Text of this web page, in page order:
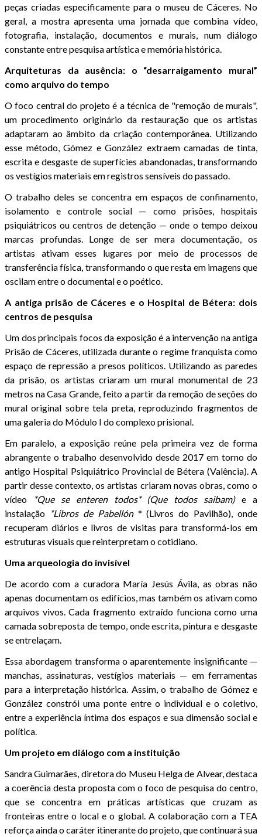
peças criadas especificamente para o museu de Cáceres. No
geral, a mostra apresenta uma jornada que combina vídeo,
fotografia, instalação, documentos e murais, num diálogo
constante entre pesquisa artística e memória histórica.
Arquiteturas da ausência: o “desarraigamento mural”
como arquivo do tempo
O foco central do projeto é a técnica de "remoção de murais",
um procedimento originário da restauração que os artistas
adaptaram ao âmbito da criação contemporânea. Utilizando
esse método, Gómez e González extraem camadas de tinta,
escrita e desgaste de superfícies abandonadas, transformando
os vestígios materiais em registros sensíveis do passado.
O trabalho deles se concentra em espaços de confinamento,
isolamento e controle social — como prisões, hospitais
psiquiátricos ou centros de detenção — onde o tempo deixou
marcas profundas. Longe de ser mera documentação, os
artistas ativam esses lugares por meio de processos de
transferência física, transformando o que resta em imagens que
oscilam entre o documental e o poético.
A antiga prisão de Cáceres e o Hospital de Bétera: dois
centros de pesquisa
Um dos principais focos da exposição é a intervenção na antiga
Prisão de Cáceres, utilizada durante o regime franquista como
espaço de repressão a presos políticos. Utilizando as paredes
da prisão, os artistas criaram um mural monumental de 23
metros na Casa Grande, feito a partir da remoção de seções do
mural original sobre tela preta, reproduzindo fragmentos de
uma galeria do Módulo I do complexo prisional.
Em paralelo, a exposição reúne pela primeira vez de forma
abrangente o trabalho desenvolvido desde 2017 em torno do
antigo Hospital Psiquiátrico Provincial de Bétera (Valência). A
partir desse contexto, os artistas criaram novas obras, como o
vídeo
*Que se enteren todos* (Que todos saibam)e a
instalação *Libros de Pabellón* (Livros do Pavilhão), onde
recuperam diários e livros de visitas para transformá-los em
estruturas visuais que reinterpretam o cotidiano.
Uma arqueologia do invisível
De acordo com a curadora María Jesús Ávila, as obras não
apenas documentam os edifícios, mas também os ativam como
arquivos vivos. Cada fragmento extraído funciona como uma
camada sobreposta de tempo, onde escrita, pintura e desgaste
se entrelaçam.
Essa abordagem transforma o aparentemente insignificante —
manchas, assinaturas, vestígios materiais — em ferramentas
para a interpretação histórica. Assim, o trabalho de Gómez e
González constrói uma ponte entre o individual e o coletivo,
entre a experiência íntima dos espaços e sua dimensão social e
política.
Um projeto em diálogo com a instituição
Sandra Guimarães, diretora do Museu Helga de Alvear, destaca
a coerência desta proposta com o foco de pesquisa do centro,
que se concentra em práticas artísticas que cruzam as
fronteiras entre o local e o global. A colaboração com a TEA
reforça ainda o caráter itinerante do projeto, que continuará sua